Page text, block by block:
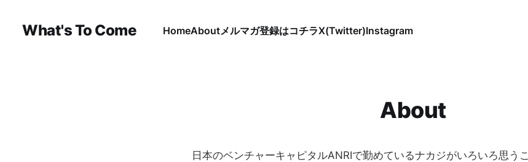
What's To Come HomeAboutメルマガ登録はコチラX(Twitter)Instagram
About
日本のベンチャーキャピタルANRIで勤めているナカジがいろいろ思う